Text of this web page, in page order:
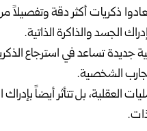
ذكريات أكثر دقة وتفصيلاً
الجسد والذاكرة الذاتية.
جديدة تساعد في استرجاع
الشخصية.
العقلية، بل تتأثر أيضاً